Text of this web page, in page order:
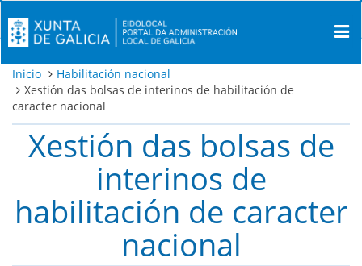
Inicio
Habilitación nacional
Xestión das bolsas de interinos de habilitación de
caracter nacional
Xestión das bolsas de
interinos de
habilitación de caracter
nacional